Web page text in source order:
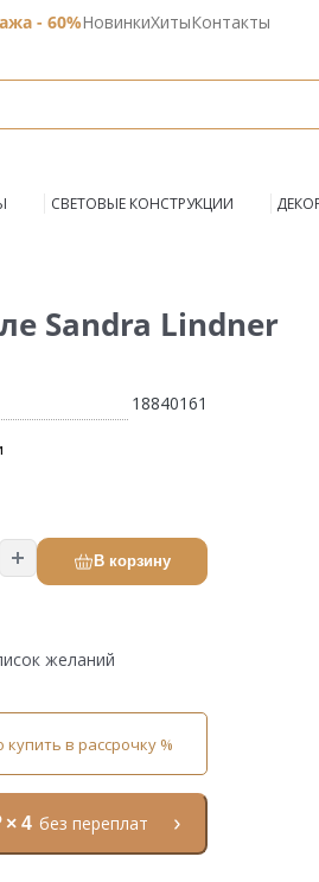
- 60%НовинкиХитыКонтакты
СВЕТОВЫЕ КОНСТРУКЦИИ
Sandra Lindner
18840161
В корзину
желаний
в рассрочку %
× 4 без переплат